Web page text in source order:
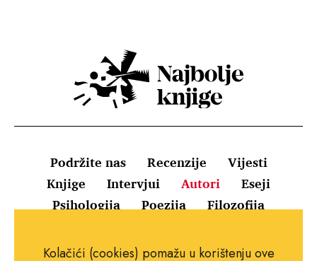
Podržite nas Recenzije
Vijesti
Knjige
Intervjui Autori
Eseji
Psihologija
Poezija Filozofija
Uvjeti korištenja
Pravila o kolačićima
Kolačići (cookies) pomažu u korištenju ove